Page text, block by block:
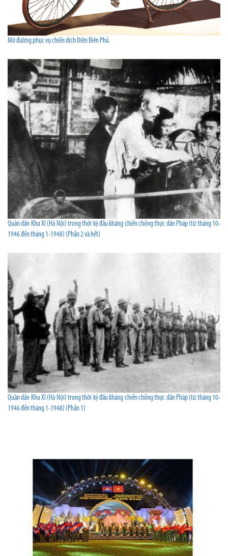
Mở đường phục vụ chiến dịch Điện Biên Phủ
Quân dân Khu XI (Hà Nội) trong thời kỳ đầu kháng chiến chống thực dân Pháp (từ tháng 10-
1946 đến tháng 1-1948) (Phần 2 và hết)
Quân dân Khu XI (Hà Nội) trong thời kỳ đầu kháng chiến chống thực dân Pháp (từ tháng 10-
1946 đến tháng 1-1948) (Phần 1)